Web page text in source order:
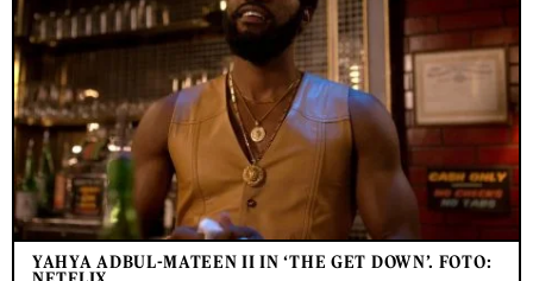
YAHYA ADBUL-MATEEN II IN ‘THE GET DOWN’. FOTO: